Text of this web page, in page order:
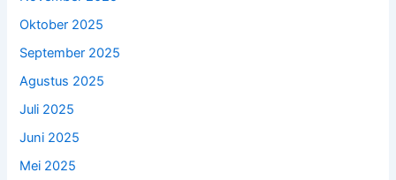
Oktober 2025
September 2025
Agustus 2025
Juli 2025
Juni 2025
Mei 2025